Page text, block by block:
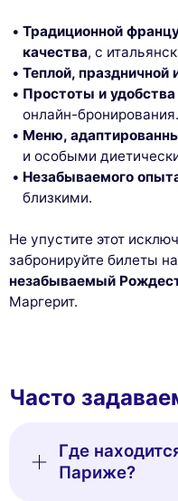
Традиционной
качества, с
Теплой,
Простоты и удобства
онлайн-бронирования.
Меню,
и особыми
Незабываемого
близкими.
Не упустите этот
забронируйте билеты на
незабываемый
Маргерит.
Часто
Где
Париже?